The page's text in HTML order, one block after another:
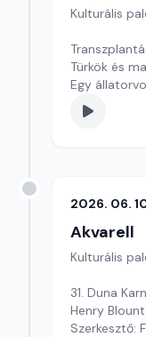
Kulturális
Türkök és
Egy
Szerkesztő:
2026. 06.
Akvarell
Kulturális
31. Duna
Henry
Szerkesztő: